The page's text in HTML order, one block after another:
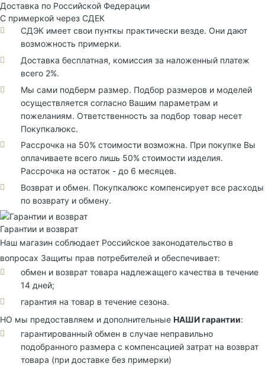
Доставка по Российской Федерации
С примеркой через СДЕК
СДЭК имеет свои пунткы практически везде. Они дают
возможность примерки.
Доставка бесплатная, комиссия за наложенный платеж
всего 2%.
Мы сами подберм размер. Подбор размеров и моделей
осуществляется согласно Вашим параметрам и
пожеланиям. Ответственность за подбор товар несет
Покупкалюкс.
Рассрочка на 50% стоимости возможна. При покупке Вы
оплачиваете всего лишь 50% стоимости изделия.
Рассрочка на остаток - до 6 месяцев.
Возврат и обмен. Покупкалюкс компенсирует все расходы
по возврату и обмену.
Гарантии и возврат
Наш магазин соблюдает Российское законодательство в
вопросах Защиты прав потребителей и обеспечивает:
обмен и возврат товара надлежащего качества в течение
14 дней;
гарантия на товар в течение сезона.
НО мы предоставляем и дополнительные НАШИ гарантии:
гарантированный обмен в случае неправильно
подобранного размера с компенсацией затрат на возврат
товара (при доставке без примерки)